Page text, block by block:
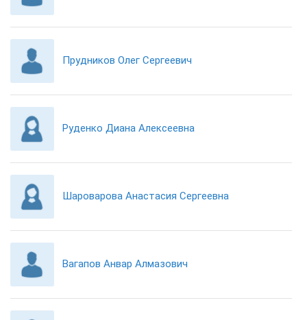
Прудников Олег Сергеевич
Руденко Диана Алексеевна
Шароварова Анастасия Сергеевна
Вагапов Анвар Алмазович